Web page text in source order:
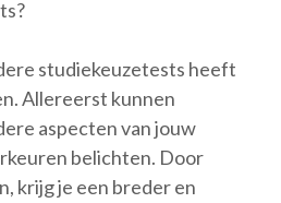
studiekeuzetests heeft
Allereerst kunnen
aspecten van jouw
belichten. Door
krijg je een breder en